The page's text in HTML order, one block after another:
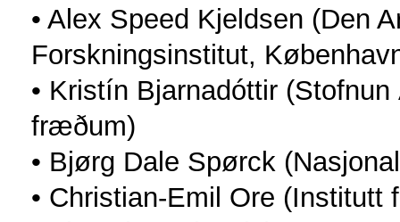
• Alex Speed Kjeldsen (Den
Forskningsinstitut,
• Kristín Bjarnadóttir
fræðum)
• Bjørg Dale Spørck
• Christian-Emil Ore